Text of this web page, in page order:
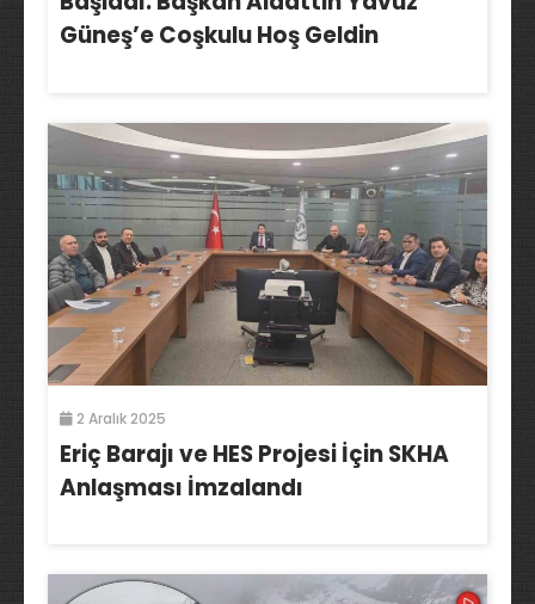
Güneş’e Coşkulu Hoş Geldin
2 Aralık 2025
Eriç Barajı ve HES Projesi İçin SKHA
Anlaşması İmzalandı